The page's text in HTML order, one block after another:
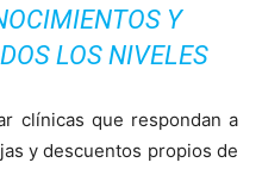
Y
LOS NIVELES
clínicas que respondan a
y descuentos propios de